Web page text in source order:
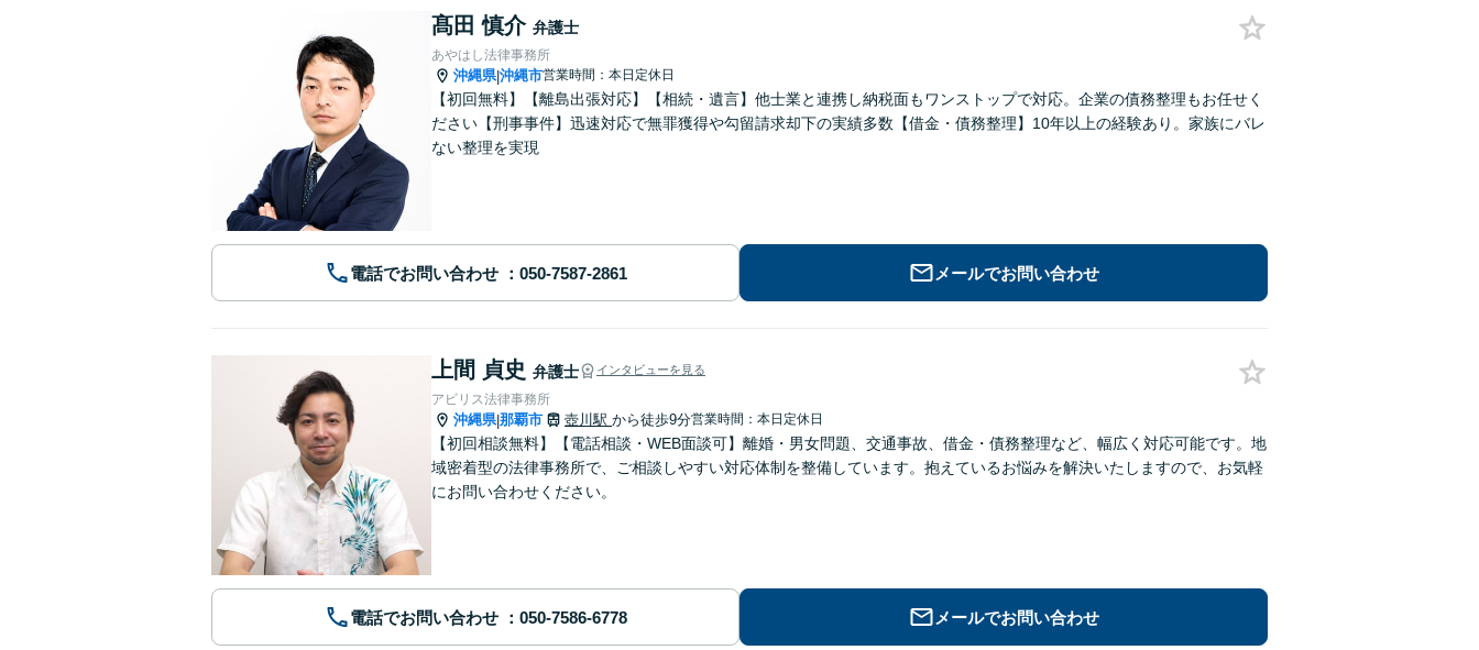
髙田 慎介 弁護士
あやはし法律事務所
沖縄県|沖縄市営業時間：本日定休日
【初回無料】【離島出張対応】【相続・遺言】他士業と連携し納税面もワンストップで対応。企業の債務整理もお任せく
ださい【刑事事件】迅速対応で無罪獲得や勾留請求却下の実績多数【借金・債務整理】10年以上の経験あり。家族にバレ
ない整理を実現
電話でお問い合わせ メールでお問い合わせ
上間 貞史 弁護士 インタビューを見る
アビリス法律事務所
沖縄県|那覇市 壺川駅 から徒歩9分営業時間：本日定休日
【初回相談無料】【電話相談・WEB面談可】離婚・男女問題、交通事故、借金・債務整理など、幅広く対応可能です。地
域密着型の法律事務所で、ご相談しやすい対応体制を整備しています。抱えているお悩みを解決いたしますので、お気軽
にお問い合わせください。
電話でお問い合わせ メールでお問い合わせ